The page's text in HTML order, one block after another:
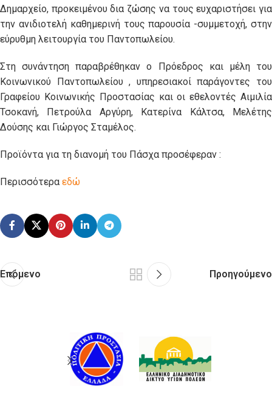
Δημαρχείο, προκειμένου δια ζώσης να τους ευχαριστήσει για
την ανιδιοτελή καθημερινή τους παρουσία -συμμετοχή, στην
εύρυθμη λειτουργία του Παντοπωλείου.
Στη συνάντηση παραβρέθηκαν ο Πρόεδρος και μέλη του
Κοινωνικού Παντοπωλείου , υπηρεσιακοί παράγοντες του
Γραφείου Κοινωνικής Προστασίας και οι εθελοντές Αιμιλία
Τσοκανή, Πετρούλα Αργύρη, Κατερίνα Κάλτσα, Μελέτης
Δούσης και Γιώργος Σταμέλος.
Προϊόντα για τη διανομή του Πάσχα προσέφεραν :
Περισσότερα εδώ
Επόμενο Προηγούμενο